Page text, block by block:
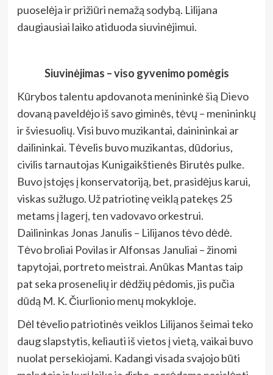
puoselėja ir prižiūri nemažą sodybą. Lilijana
daugiausiai laiko atiduoda siuvinėjimui.
Siuvinėjimas – viso gyvenimo pomėgis
Kūrybos talentu apdovanota menininkė šią Dievo
dovaną paveldėjo iš savo giminės, tėvų – menininkų
ir šviesuolių. Visi buvo muzikantai, dainininkai ar
dailininkai. Tėvelis buvo muzikantas, dūdorius,
civilis tarnautojas Kunigaikštienės Birutės pulke.
Buvo įstojęs į konservatoriją, bet, prasidėjus karui,
viskas sužlugo. Už patriotinę veiklą patekęs 25
metams į lagerį, ten vadovavo orkestrui.
Dailininkas Jonas Janulis – Lilijanos tėvo dėdė.
Tėvo broliai Povilas ir Alfonsas Januliai – žinomi
tapytojai, portreto meistrai. Anūkas Mantas taip
pat seka prosenelių ir dėdžių pėdomis, jis pučia
dūdą M. K. Čiurlionio menų mokykloje.
Dėl tėvelio patriotinės veiklos Lilijanos šeimai teko
daug slapstytis, keliauti iš vietos į vietą, vaikai buvo
nuolat persekiojami. Kadangi visada svajojo būti